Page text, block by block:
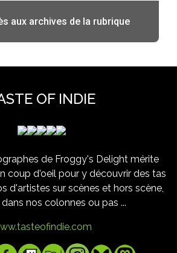
aux archives de la rubrique
OF INDIE
de Froggy's Delight mérite
coup d'oeil pour y découvrir des tas
d'artistes sur scènes et hors scène,
nos colonnes ou pas ...